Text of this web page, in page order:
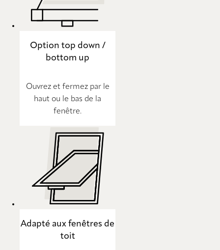
Option top down /
bottom up
Ouvrez et fermez par le
haut ou le bas de la
fenêtre.
Adapté aux fenêtres de
toit